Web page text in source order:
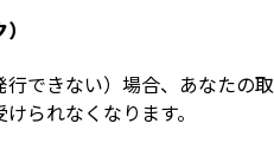
できない）場合、あなたの
られなくなります。